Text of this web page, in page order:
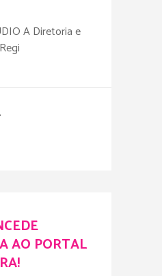
A Diretoria e
AO PORTAL